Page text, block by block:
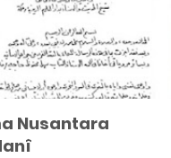
Nusantara